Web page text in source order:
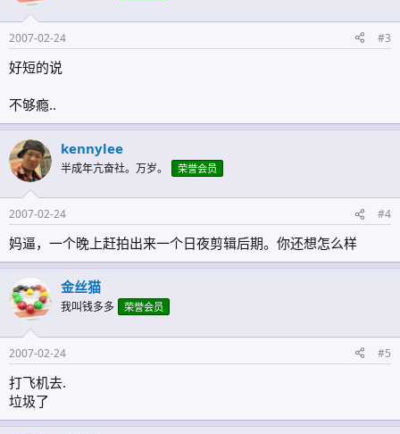
2007-02-24 #3
好短的说
不够瘾..
kennylee
半成年亢奋社。万岁。 荣誉会员
2007-02-24 #4
妈逼，一个晚上赶拍出来一个日夜剪辑后期。你还想怎么样
金丝猫
我叫钱多多 荣誉会员
2007-02-24 #5
打飞机去.
垃圾了